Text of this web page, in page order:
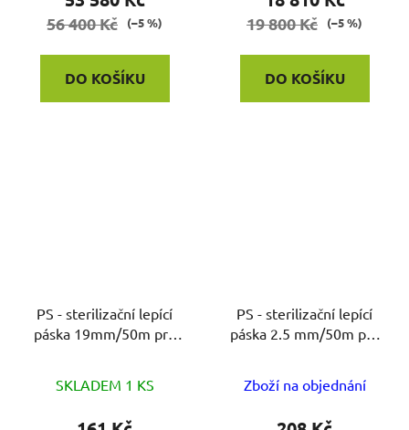
56 400 Kč (–5 %)
DO KOŠÍKU
19 800 Kč (–5 %)
DO KOŠÍKU
PS - sterilizační lepící
páska 19mm/50m pro
SKLADEM 1 KS
PS - sterilizační lepící
páska 2.5 mm/50m pro
Zboží na objednání